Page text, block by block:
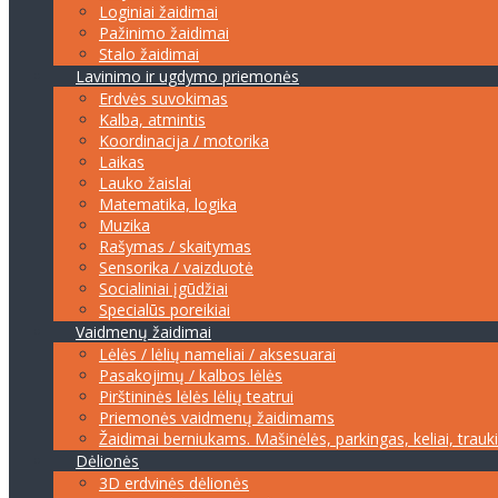
Loginiai žaidimai
Pažinimo žaidimai
Stalo žaidimai
Lavinimo ir ugdymo priemonės
Erdvės suvokimas
Kalba, atmintis
Koordinacija / motorika
Laikas
Lauko žaislai
Matematika, logika
Muzika
Rašymas / skaitymas
Sensorika / vaizduotė
Socialiniai įgūdžiai
Specialūs poreikiai
Vaidmenų žaidimai
Lėlės / lėlių nameliai / aksesuarai
Pasakojimų / kalbos lėlės
Pirštininės lėlės lėlių teatrui
Priemonės vaidmenų žaidimams
Žaidimai berniukams. Mašinėlės, parkingas, keliai,
Dėlionės
3D erdvinės dėlionės